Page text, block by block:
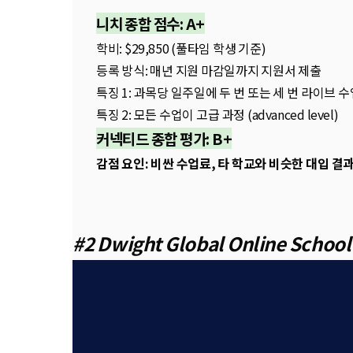
니치 종합 점수: A+
학비: $29,850 (풀타임 학생 기준)
등록 방식: 매년 지원 마감일까지 지원서 제출
특징 1: 과목당 일주일에 두 번 또는 세 번 라이브
특징 2: 모든 수업이 고급 과정 (advanced level)
커넥티드 종합 평가: B+
감점 요인: 비싼 수업료, 타 학교와 비슷한 대입 결
#2 Dwight Global Online School